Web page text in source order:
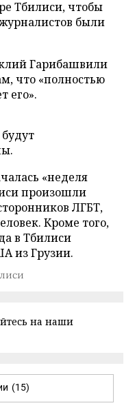
Тбилиси, чтобы
были
Гарибашвили
что «полностью
его».
«неделя
произошли
ЛГБТ,
Кроме того,
в Тбилиси
из Грузии.
на наши
(15)